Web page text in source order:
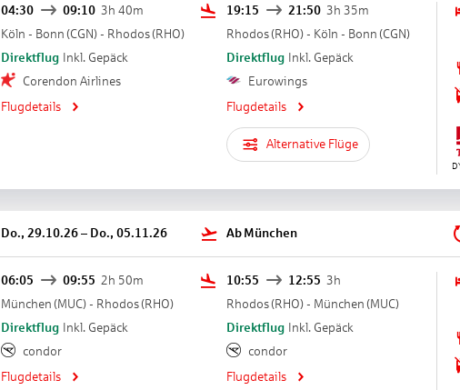
04:30 09:10 3h 40m
Köln - Bonn (CGN) - Rhodos(RHO)
Direktflug Inkl. Gepäck
Corendon Airlines
Flugdetails
19:15 21:50 3h 35m
Rhodos(RHO) - Köln - Bonn (CGN)
Direktflug Inkl. Gepäck
Eurowings
Flugdetails
Alternative Flüge
Do., 29.10.26 – Do., 05.11.26 Ab München
06:05 09:55 2h 50m
München (MUC) - Rhodos(RHO)
Direktflug Inkl. Gepäck
condor
Flugdetails
10:55 12:55 3h
Rhodos(RHO) - München (MUC)
Direktflug Inkl. Gepäck
condor
Flugdetails